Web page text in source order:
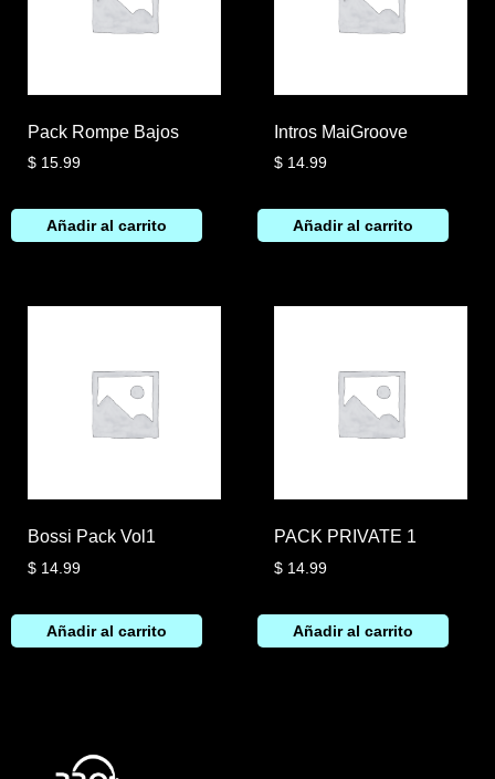
Pack Rompe Bajos
$ 15.99
Añadir al carrito
Intros MaiGroove
$14.99
Añadir al carrito
Bossi Pack Vol1
$ 14.99
Añadir al carrito
PACK PRIVATE 1
$14.99
Añadir al carrito